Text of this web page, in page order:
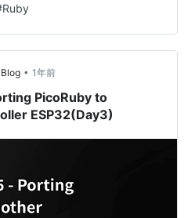
．Fritzing さまさまです．
Ruby
• 1年前
PicoRuby to
ESP32(Day3)